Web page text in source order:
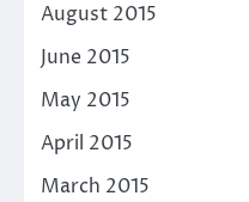
August 2015
June 2015
May 2015
April 2015
March 2015